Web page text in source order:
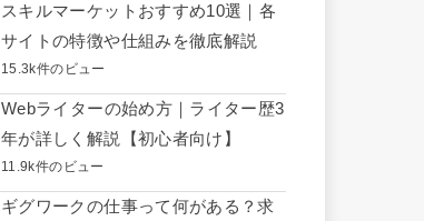
スキルマーケットおすすめ10選｜各
サイトの特徴や仕組みを徹底解説
15.3k件のビュー
Webライターの始め方｜ライター歴3
年が詳しく解説【初心者向け】
11.9k件のビュー
ギグワークの仕事って何がある？求